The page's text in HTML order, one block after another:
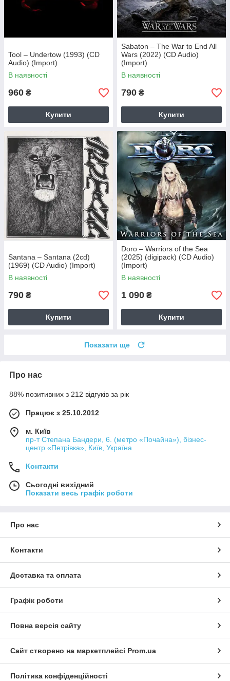
Tool – Undertow (1993) (CD
Audio) (Import)
В наявності
960 ₴
Купити
Sabaton – The War to End All
Wars (2022) (CD Audio)
(Import)
В наявності
790 ₴
Купити
Santana – Santana (2cd)
(1969) (CD Audio) (Import)
В наявності
790 ₴
Купити
Doro – Warriors of the Sea
(2025) (digipack) (CD Audio)
(Import)
В наявності
1 090 ₴
Купити
Показати ще
Про нас
88% позитивних з 212 відгуків за рік
Працює з 25.10.2012
м. Київ
пр-т Степана Бандери, 6. (метро «Почайна»), бізнес-
центр «Петрівка», Київ, Україна
Контакти
Сьогодні вихідний
Показати весь графік роботи
Про нас
Контакти
Доставка та оплата
Графік роботи
Повна версія сайту
Сайт створено на маркетплейсі Prom.ua
Політика конфіденційності